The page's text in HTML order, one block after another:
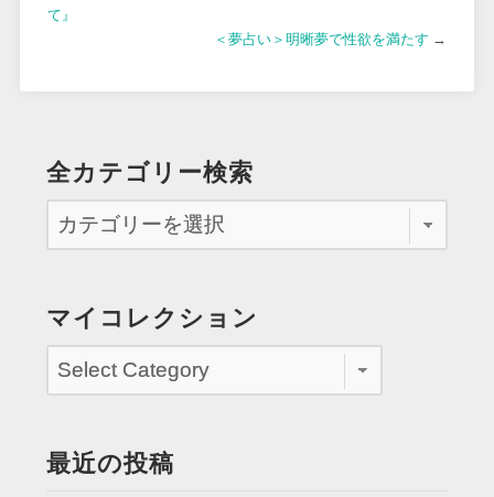
て』
＜夢占い＞明晰夢で性欲を満たす →
全カテゴリー検索
マイコレクション
最近の投稿